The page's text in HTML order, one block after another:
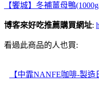
【饗城】冬補薑母鴨
博客來好吃推薦購買網址:
看過此商品的人也買:
【中霏NANFE咖啡-製